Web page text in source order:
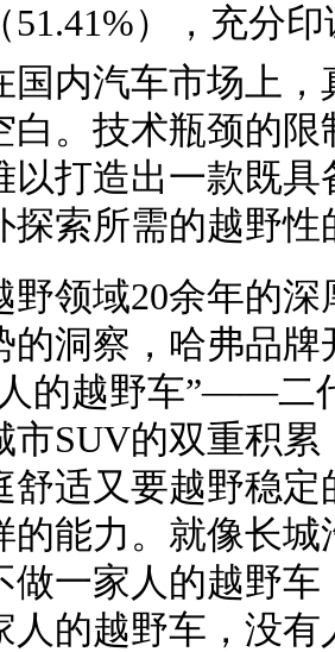
51.41%），充分
国内汽车市场上
白。技术瓶颈的
以打造出一款既
探索所需的越野性
野领域20余年的
的洞察，哈弗品牌
的越野车”——二
市SUV的双重积
舒适又要越野稳
的能力。就像长
做一家人的越野
人的越野车，没有